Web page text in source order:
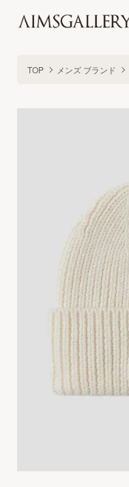
TOP メンズ ブランド